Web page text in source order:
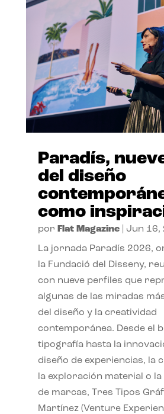
Paradís,
del diseño
como
por Flat Magazine| Jun 16,
La jornada Paradís 2026,
la Fundació del Disseny,
con nueve perfiles que
algunas de las miradas
del diseño y la creatividad
contemporánea. Desde el
tipografía hasta la
diseño de experiencias, la
la exploración material o
de marcas, Tres Tipos
Martínez (Venture